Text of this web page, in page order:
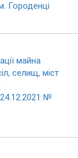
Городенці
майна
селищ, міст
№